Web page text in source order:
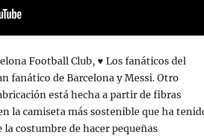
Football Club, ♥ Los fanáticos del
fanático de Barcelona y Messi. Otro
está hecha a partir de fibras
la camiseta más sostenible que ha
costumbre de hacer pequeñas